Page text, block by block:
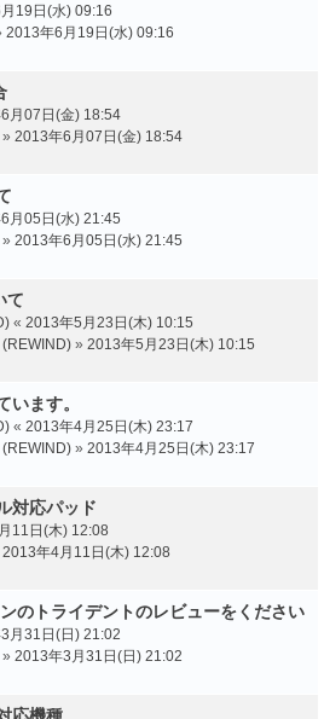
19日(水) 09:16
2013年6月19日(水) 09:16
月07日(金) 18:54
» 2013年6月07日(金) 18:54
月05日(水) 21:45
» 2013年6月05日(水) 21:45
て
« 2013年5月23日(木) 10:15
» 2013年5月23日(木) 10:15
います。
« 2013年4月25日(木) 23:17
» 2013年4月25日(木) 23:17
対応パッド
11日(木) 12:08
2013年4月11日(木) 12:08
のトライデントのレビューをください
月31日(日) 21:02
» 2013年3月31日(日) 21:02
応機種